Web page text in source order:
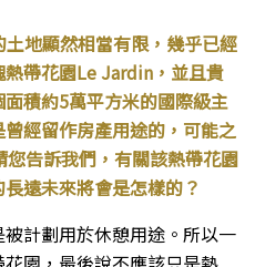
地顯然相當有限，幾乎已經
帶花園Le Jardin，並且貴
積約5萬平方米的國際級主
經留作房產用途的，可能之
告訴我們，有關該熱帶花園
遠未來將會是怎樣的？
計劃用於休憩用途。所以一